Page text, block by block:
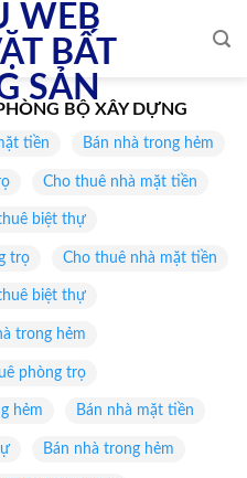
BỘ XÂY DỰNG
tiền Bán nhà trong hẻm
Cho thuê nhà mặt tiền
biệt thự
trọ Cho thuê nhà mặt tiền
biệt thự
trong hẻm
phòng trọ
hẻm Bán nhà mặt tiền
Bán nhà trong hẻm